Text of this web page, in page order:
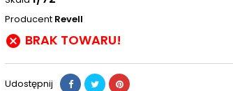
Producent Revell
 BRAK TOWARU!
Udostępnij